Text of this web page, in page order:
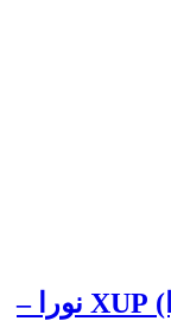
کیت مکش (لوله رابطه هوا) XUP نورا –